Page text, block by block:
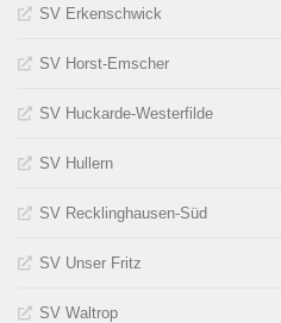
SV Erkenschwick
SV Horst-Emscher
SV Huckarde-Westerfilde
SV Hullern
SV Recklinghausen-Süd
SV Unser Fritz
SV Waltrop